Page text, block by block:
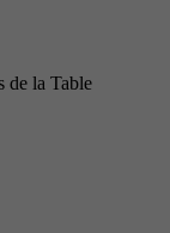
de la Table